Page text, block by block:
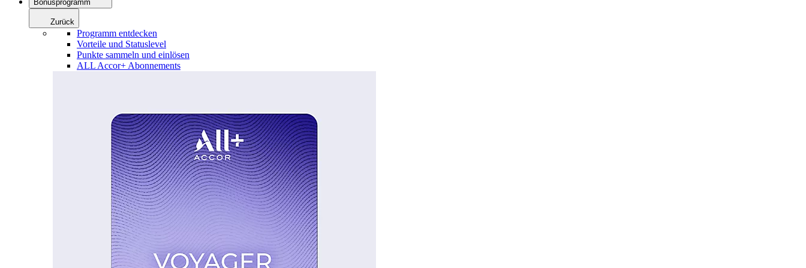
Bonusprogramm
Zurück
Programm entdecken
Vorteile und Statuslevel
Punkte sammeln und einlösen
ALL Accor+ Abonnements